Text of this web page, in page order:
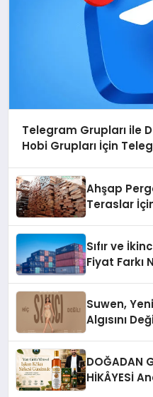
Telegram Grupları ile
Hobi Grupları İçin
Ahşap
Teraslar
Sıfır ve
Fiyat Farkı
Suwen,
Algısını
DOĞADAN
HİKÂYESİ